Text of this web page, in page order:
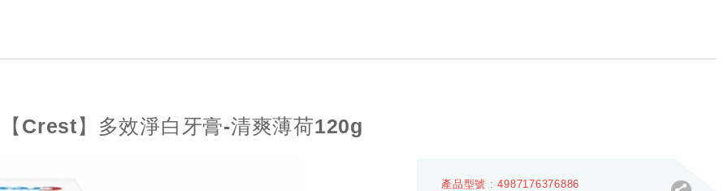
【Crest】多效淨白牙膏-清爽薄荷120g
產品型號 : 4987176376886